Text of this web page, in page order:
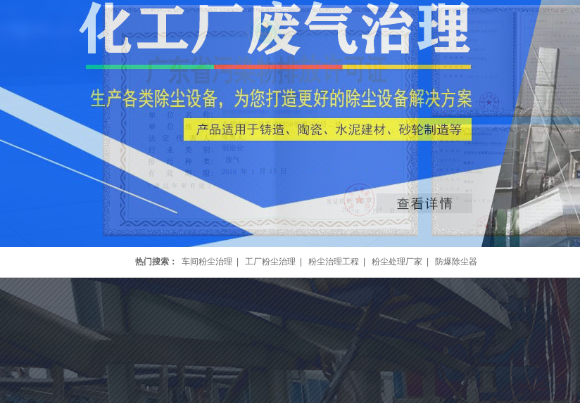
热门搜索： 车间粉尘治理 工厂粉尘治理 粉尘治理工程 粉尘处理厂家 防爆除尘器